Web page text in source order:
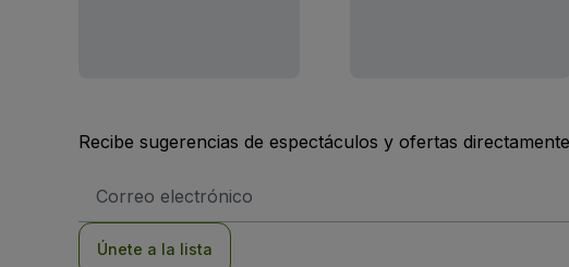
Recibe sugerencias de espectáculos y ofertas
de
Únete a la lista